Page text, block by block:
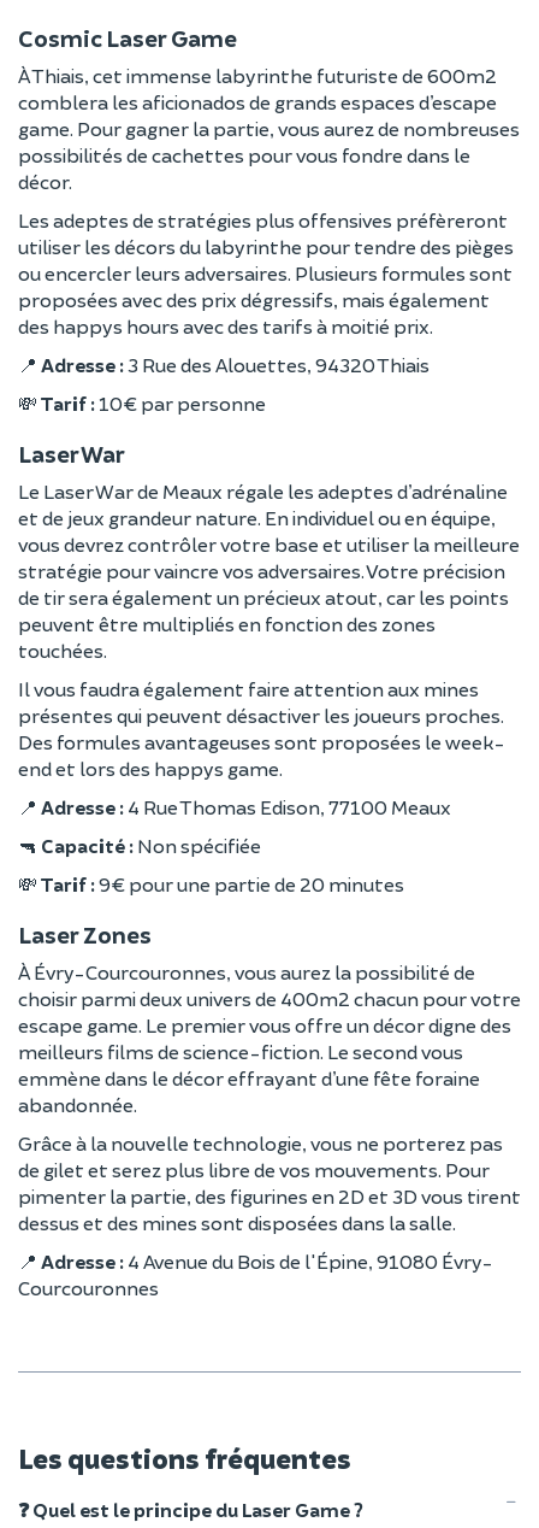
Cosmic Laser Game
À Thiais, cet immense labyrinthe futuriste de 600m2
comblera les aficionados de grands espaces d’escape
game. Pour gagner la partie, vous aurez de nombreuses
possibilités de cachettes pour vous fondre dans le
décor.
Les adeptes de stratégies plus offensives préfèreront
utiliser les décors du labyrinthe pour tendre des pièges
ou encercler leurs adversaires. Plusieurs formules sont
proposées avec des prix dégressifs, mais également
des happys hours avec des tarifs à moitié prix.
📍 Adresse :3 Rue des Alouettes, 94320 Thiais
💸 Tarif :10 € par personne
Laser War
Le Laser War de Meaux régale les adeptes d’adrénaline
et de jeux grandeur nature. En individuel ou en équipe,
vous devrez contrôler votre base et utiliser la meilleure
stratégie pour vaincre vos adversaires. Votre précision
de tir sera également un précieux atout, car les points
peuvent être multipliés en fonction des zones
touchées.
Il vous faudra également faire attention aux mines
présentes qui peuvent désactiver les joueurs proches.
Des formules avantageuses sont proposées le week-
end et lors des happys game.
📍 Adresse : 4 Rue Thomas Edison, 77100 Meaux
🔫 Capacité : Non spécifiée
💸 Tarif :9 € pour une partie de 20 minutes
Laser Zones
À Évry-Courcouronnes, vous aurez la possibilité de
choisir parmi deux univers de 400m2 chacun pour votre
escape game. Le premier vous offre un décor digne des
meilleurs films de science-fiction. Le second vous
emmène dans le décor effrayant d’une fête foraine
abandonnée.
Grâce à la nouvelle technologie, vous ne porterez pas
de gilet et serez plus libre de vos mouvements. Pour
pimenter la partie, des figurines en 2D et 3D vous tirent
dessus et des mines sont disposées dans la salle.
📍 Adresse : 4 Avenue du Bois de l'Épine, 91080 Évry-
Courcouronnes
Les questions fréquentes
❓ Quel est le principe du Laser Game ?